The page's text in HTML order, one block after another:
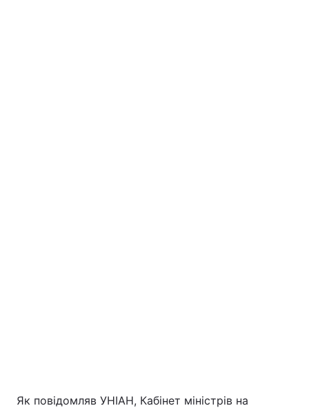
Як повідомляв УНІАН, Кабінет міністрів на